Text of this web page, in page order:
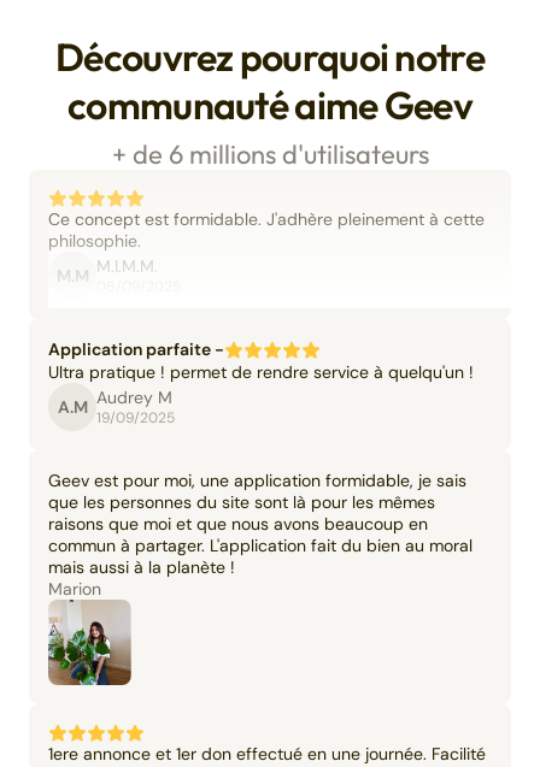
Découvrez pourquoi notre
communauté aime Geev
+ de 6 millions d'utilisateurs
Ce concept est formidable. J'adhère pleinement à cette
philosophie.
M.M M.I.M.M.
Application parfaite -
Ultra pratique ! permet de rendre service à quelqu'un !
A.M Audrey M
19/09/2025
Geev est pour moi, une application formidable, je sais
que les personnes du site sont là pour les mêmes
raisons que moi et que nous avons beaucoup en
commun à partager. L'application fait du bien au moral
mais aussi à la planète !
Marion
1ere annonce et 1er don effectué en une journée. Facilité